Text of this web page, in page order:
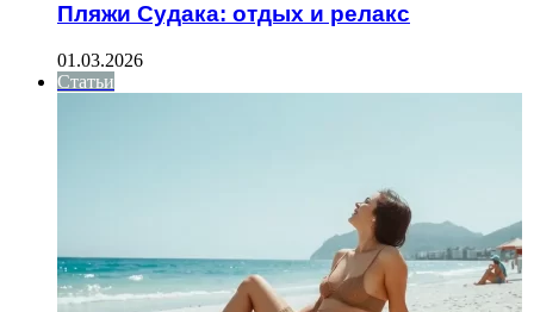
Пляжи Судака: отдых и релакс
01.03.2026
Статьи